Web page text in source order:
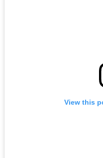
View this